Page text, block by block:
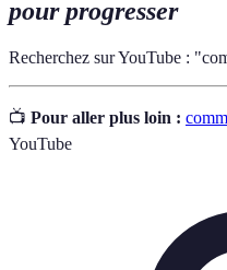
pour progresser
Recherchez sur YouTube :
📺 Pour aller plus loin :
YouTube